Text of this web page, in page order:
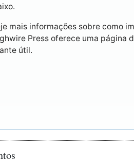
mais informações sobre como
Press oferece uma página
útil.